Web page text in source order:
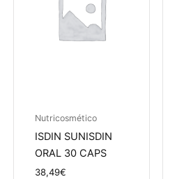
Nutricosmético
ISDIN SUNISDIN
ORAL 30 CAPS
38,49€